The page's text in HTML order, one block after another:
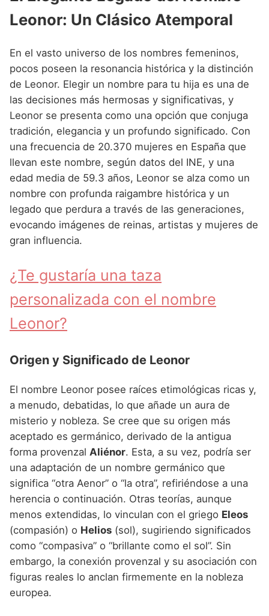
Nombres de Niña que empiezan por E
Nombres de Niña que empiezan por G
Nombres de Niña que empiezan por H
Nombres de Niña que empiezan por I
Nombres de Niña que empiezan por J
Nombres de Niña que empiezan por K
Nombres de Niña que empiezan por L
Nombres de Niña que empiezan por M
Nombres de Niña que empiezan por N
Nombres de Niña que empiezan por P
Nombres de Niña que empiezan por Q
Nombres de Niña que empiezan por R
Nombres de Niña que empiezan por T
Nombres de Niña que empiezan por U
Nombres de Niña que empiezan por V
Nombres de Niña que empiezan por W
Nombres de Niña que empiezan por X
Nombres de Niña que empiezan por Y
Nombres de Niña que empiezan por Z
Nombres de Niña Griegos
Nombres de Niña Romanos
Nombres de Niña Vikingos
Nombres de Niña Chinos
Nombres de Niña Hispanoamericanos
Nombres de Niña Ingleses
Nombres de Niña Italianos
Nombres de Niña Japoneses
Nombres de Niña Judios
Nombres de Niña Marroquies
Nombres de Niña Portugueses
Nombres de Niña Rumanos
Nombres de Niña Suecos
Nombres de Niña Aragoneses
Nombres de Niña Asturianos
Nombres de Niña Baleares
Nombres de Niña Canarios
Nombres de Niña Cantabros
Nombres de Niña Castellanos
Nombres de Niña Catalanes
Nombres de Niña Extremeños
Nombres de Niña Gallegos
Nombres de Niña Navarros
Nombres de Niña Riojanos
Leonor: Un Clásico Atemporal
En el vasto universo de los nombres femeninos,
pocos poseen la resonancia histórica y la distinción
de Leonor. Elegir un nombre para tu hija es una de
las decisiones más hermosas y significativas, y
Leonor se presenta como una opción que conjuga
tradición, elegancia y un profundo significado. Con
una frecuencia de 20.370 mujeres en España que
llevan este nombre, según datos del INE, y una
edad media de 59.3 años, Leonor se alza como un
nombre con profunda raigambre histórica y un
legado que perdura a través de las generaciones,
evocando imágenes de reinas, artistas y mujeres de
gran influencia.
¿Te gustaría una taza
personalizada con el nombre
Leonor?
Origen y Significado de Leonor
El nombre Leonor posee raíces etimológicas ricas y,
a menudo, debatidas, lo que añade un aura de
misterio y nobleza. Se cree que su origen más
aceptado es germánico, derivado de la antigua
forma provenzal Aliénor. Esta, a su vez, podría ser
una adaptación de un nombre germánico que
significa “otra Aenor” o “la otra”, refiriéndose a una
herencia o continuación. Otras teorías, aunque
menos extendidas, lo vinculan con el griego Eleos
(compasión) o Helios (sol), sugiriendo significados
como “compasiva” o “brillante como el sol”. Sin
embargo, la conexión provenzal y su asociación con
figuras reales lo anclan firmemente en la nobleza
europea.